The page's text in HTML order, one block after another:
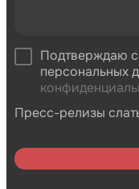
Подтверждаю
персональных
Пресс-релизы